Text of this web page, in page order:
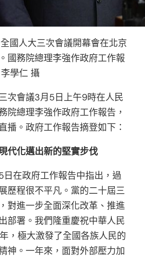
國人大三次會議開幕會在北京
國務院總理李強作政府工作報
學仁 攝
次會議3月5日上午9時在人民
院總理李強作政府工作報告，
播。政府工作報告摘登如下：
代化邁出新的堅實步伐
日在政府工作報告中指出，過
歷程很不平凡。黨的二十屆三
對進一步全面深化改革、推進
部署。我們隆重慶祝中華人民
，極大激發了全國各族人民的
神。一年來，面對外部壓力加